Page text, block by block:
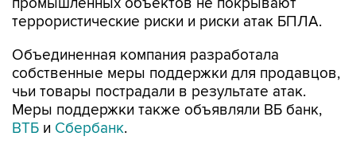
Объединенная компания разработала
чьи товары пострадали в результате атак.
Меры поддержки также объявляли ВБ банк,
ВТБ иСбербанк.
Wildberries Алексей Сазанов